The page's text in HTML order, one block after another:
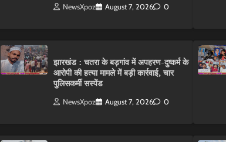
NewsXpoz August 7, 2026 0
झारखंड : चतरा के बड़गांव में अपहरण-दुष्कर्म के
आरोपी की हत्या मामले में बड़ी कार्रवाई, चार
पुलिसकर्मी सस्पेंड
NewsXpoz August 7, 2026 0